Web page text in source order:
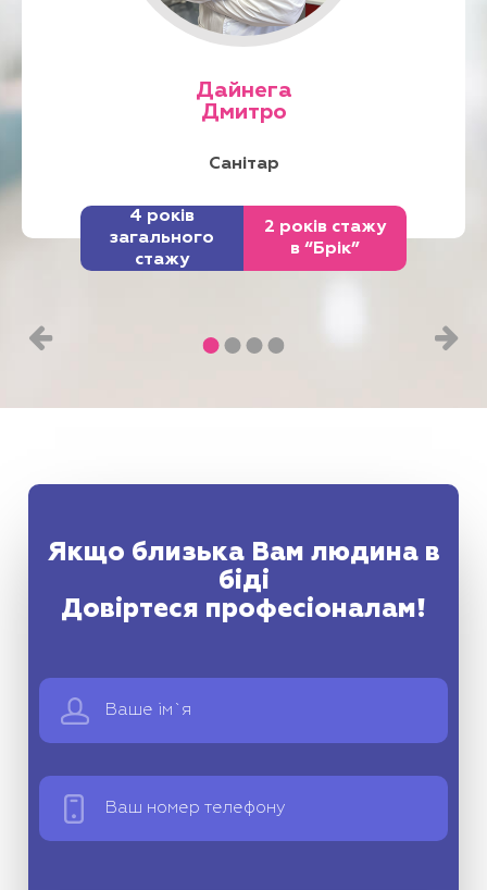
Дайнега
Дмитро
Санітар
4 років
загального
стажу
2 років стажу
в “Брік”
Якщо близька Вам людина в
біді
Довіртеся професіоналам!